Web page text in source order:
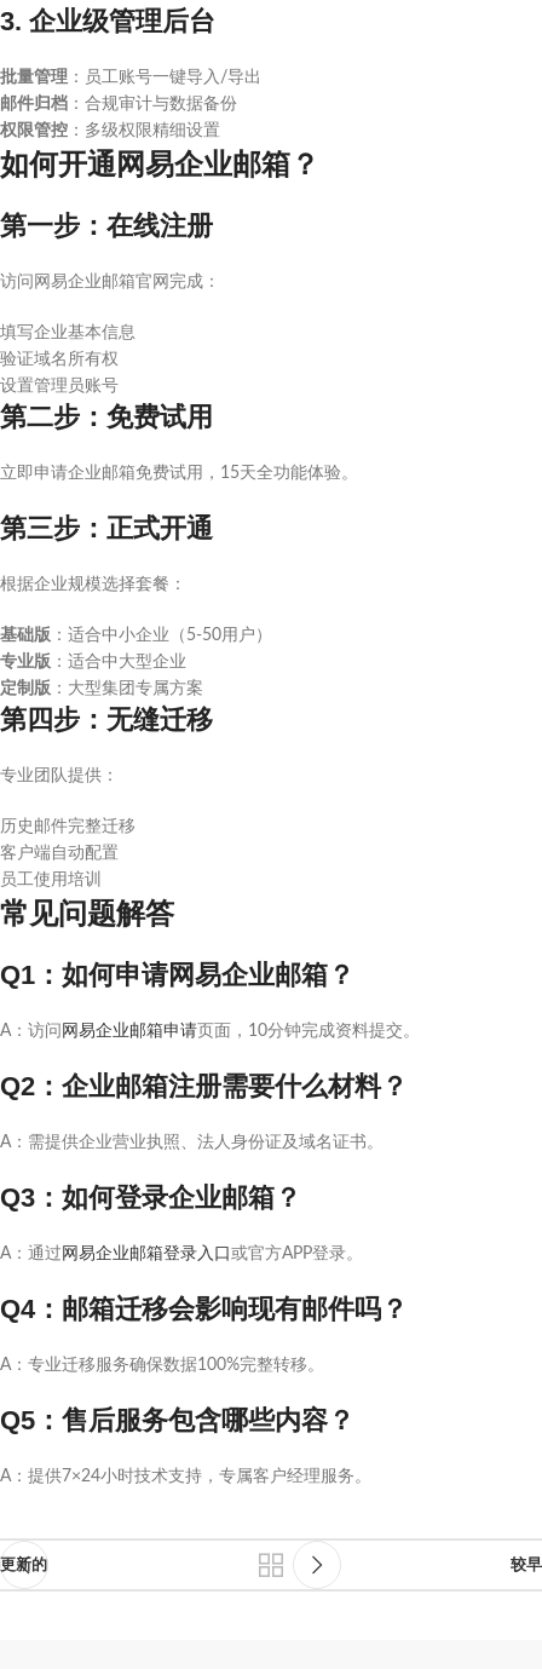
3. 企业级管理后台
批量管理 ：员工账号一键导入/导出
邮件归档 ：合规审计与数据备份
权限管控 ：多级权限精细设置
如何开通网易企业邮箱？
第一步：在线注册
访问网易企业邮箱官网完成：
填写企业基本信息
验证域名所有权
设置管理员账号
第二步：免费试用
立即申请企业邮箱免费试用，15天全功能体验。
第三步：正式开通
根据企业规模选择套餐：
基础版 ：适合中小企业（5-50用户）
专业版 ：适合中大型企业
定制版 ：大型集团专属方案
第四步：无缝迁移
专业团队提供：
历史邮件完整迁移
客户端自动配置
员工使用培训
常见问题解答
Q1：如何申请网易企业邮箱？
A：访问 网易企业邮箱申请页面，10分钟完成资料提交。
Q2：企业邮箱注册需要什么材料？
A：需提供企业营业执照、法人身份证及域名证书。
Q3：如何登录企业邮箱？
A：通过 网易企业邮箱登录入口 或官方APP登录。
Q4：邮箱迁移会影响现有邮件吗？
A：专业迁移服务确保数据100%完整转移。
Q5：售后服务包含哪些内容？
A：提供7×24小时技术支持，专属客户经理服务。
更新的 较早